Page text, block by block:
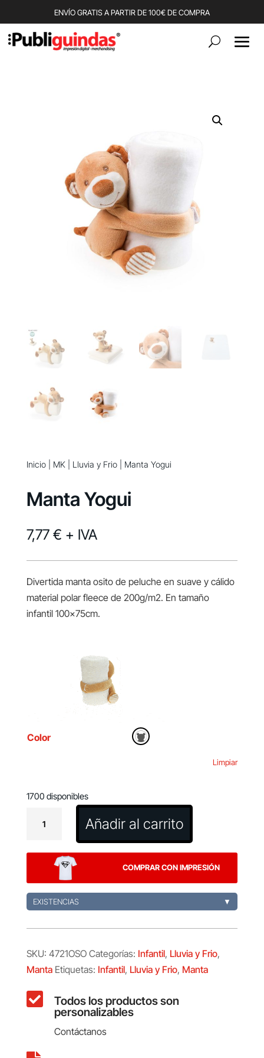
ENVÍO GRATIS A PARTIR DE 100€ DE COMPRA
Inicio| MK| Lluvia y Frio| Manta Yogui
Manta Yogui
7,77 € + IVA
Divertida manta osito de peluche en suave y cálido
material polar fleece de 200g/m2. En tamaño
infantil 100x75cm.
Color
Limpiar
1700 disponibles
Yogui
Añadir al carrito
COMPRAR CON IMPRESIÓN
EXISTENCIAS ▼
SKU: 4721OSO Categorías: Infantil, Lluvia y Frio,
Manta Etiquetas: Infantil, Lluvia y Frio, Manta
 Todos los productos son
personalizables
Contáctanos